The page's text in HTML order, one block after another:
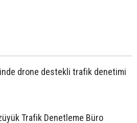
drone destekli trafik denetimi
Trafik Denetleme Büro